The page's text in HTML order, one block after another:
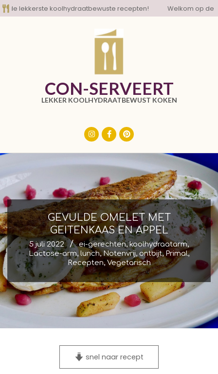
Skip
to
lekkerste koolhydraatbewuste recepten! Welkom op de
CON-SERVEERT
LEKKER KOOLHYDRAATBEWUST KOKEN
GEVULDE OMELET MET
GEITENKAAS EN APPEL
5 juli 2022 ei-gerechten,koolhydraatarm,
Lactose-arm,lunch,Notenvrij, ontbijt,Primal,
Recepten, Vegetarisch
snel naar recept